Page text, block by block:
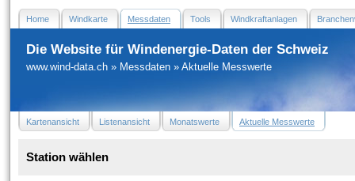
Home Windkarte Messdaten Tools Windkraftanlagen
Die Website für Windenergie-Daten der Schweiz
www.wind-data.ch » Messdaten » Aktuelle Messwerte
Kartenansicht Listenansicht Monatswerte Aktuelle Messwerte
Station wählen